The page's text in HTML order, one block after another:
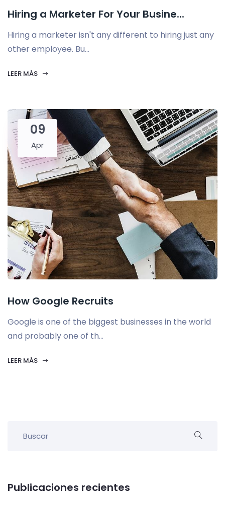
Hiring a Marketer For Your Busine...
Hiring a marketer isn't any different to hiring just any
other employee. Bu...
LEER MÁS
09
Apr
How Google Recruits
Google is one of the biggest businesses in the world
and probably one of th...
LEER MÁS
Publicaciones recientes